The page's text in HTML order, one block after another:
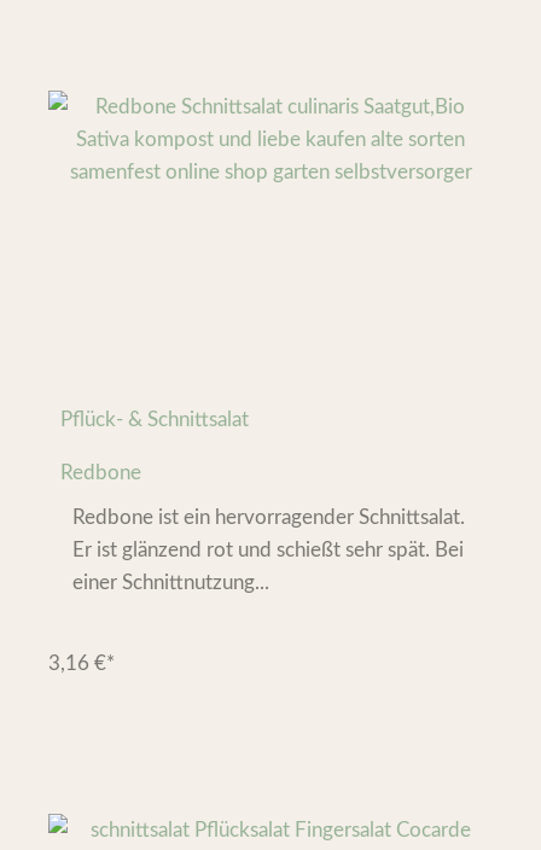
Pflück- & Schnittsalat
Redbone
Redbone ist ein hervorragender Schnittsalat.
Er ist glänzend rot und schießt sehr spät. Bei
einer Schnittnutzung...
3,16 €*